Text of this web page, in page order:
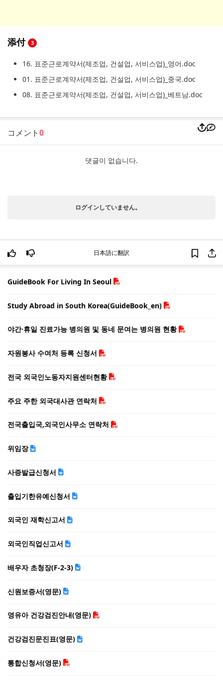
添付 3
16. 표준근로계약서(제조업, 건설업, 서비스업)_영어.doc
01. 표준근로계약서(제조업, 건설업, 서비스업)_중국.doc
08. 표준근로계약서(제조업, 건설업, 서비스업)_베트남.doc
コメント0
댓글이 없습니다.
ログインしていません。
日本語に翻訳
GuideBook For Living In Seoul
Study Abroad in South Korea(GuideBook_en)
야간·휴일 진료가능 병의원 및 동네 문여는 병의원 현황
자원봉사 수여처 등록 신청서
전국 외국인노동자지원센터현황
주요 주한 외국대사관 연락처
전국출입국,외국인사무소 연락처
위임장
사증발급신청서
출입기한유예신청서
외국인 재학신고서
외국인직업신고서
배우자 초청장(F-2-3)
신원보증서(영문)
영유아 건강검진안내(영문)
건강검진문진표(영문)
통합신청서(영문)